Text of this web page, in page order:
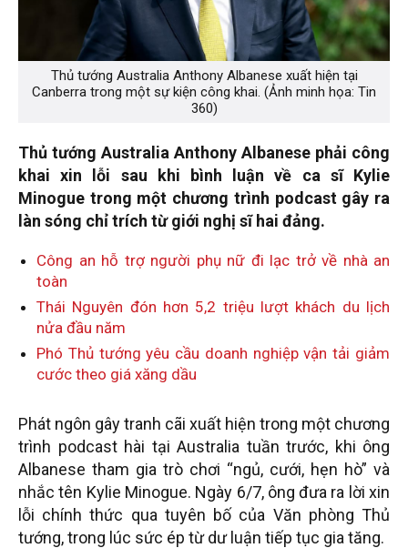
Thủ tướng Australia Anthony Albanese xuất hiện tại
Canberra trong một sự kiện công khai. (Ảnh minh họa: Tin
360)
Thủ tướng Australia Anthony Albanese phải công
khai xin lỗi sau khi bình luận về ca sĩ Kylie
Minogue trong một chương trình podcast gây ra
làn sóng chỉ trích từ giới nghị sĩ hai đảng.
Công an hỗ trợ người phụ nữ đi lạc trở về nhà an
toàn
Thái Nguyên đón hơn 5,2 triệu lượt khách du lịch
nửa đầu năm
Phó Thủ tướng yêu cầu doanh nghiệp vận tải giảm
cước theo giá xăng dầu
Phát ngôn gây tranh cãi xuất hiện trong một chương
trình podcast hài tại Australia tuần trước, khi ông
Albanese tham gia trò chơi “ngủ, cưới, hẹn hò” và
nhắc tên Kylie Minogue. Ngày 6/7, ông đưa ra lời xin
lỗi chính thức qua tuyên bố của Văn phòng Thủ
tướng, trong lúc sức ép từ dư luận tiếp tục gia tăng.